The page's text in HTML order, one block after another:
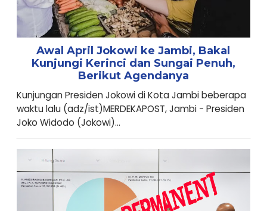
Awal April Jokowi ke Jambi, Bakal
Kunjungi Kerinci dan Sungai Penuh,
Berikut Agendanya
Kunjungan Presiden Jokowi di Kota Jambi beberapa
waktu lalu (adz/ist)MERDEKAPOST, Jambi - Presiden
Joko Widodo (Jokowi)...